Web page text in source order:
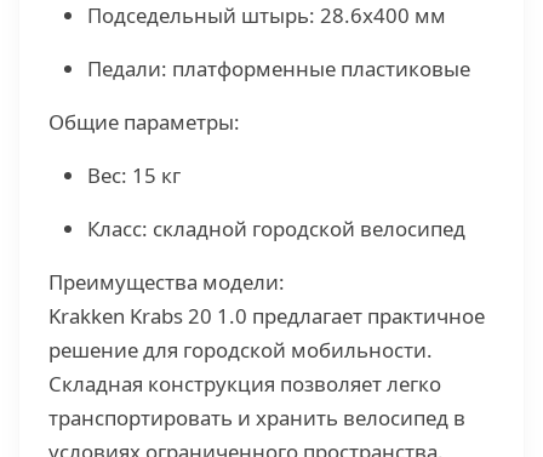
Подседельный штырь: 28.6х400 мм
Педали: платформенные пластиковые
Общие параметры:
Вес: 15 кг
Класс: складной городской велосипед
Преимущества модели:
Krakken Krabs 20 1.0 предлагает практичное
решение для городской мобильности.
Складная конструкция позволяет легко
транспортировать и хранить велосипед в